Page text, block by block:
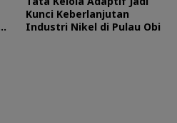
Kunci Keberlanjutan
Industri Nikel di Pulau Obi